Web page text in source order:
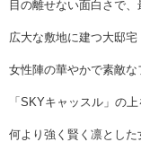
目の離せない面白さで、
広大な敷地に建つ大邸宅
女性陣の華やかで素敵な
「SKYキャッスル」の
何より強く賢く凛とした